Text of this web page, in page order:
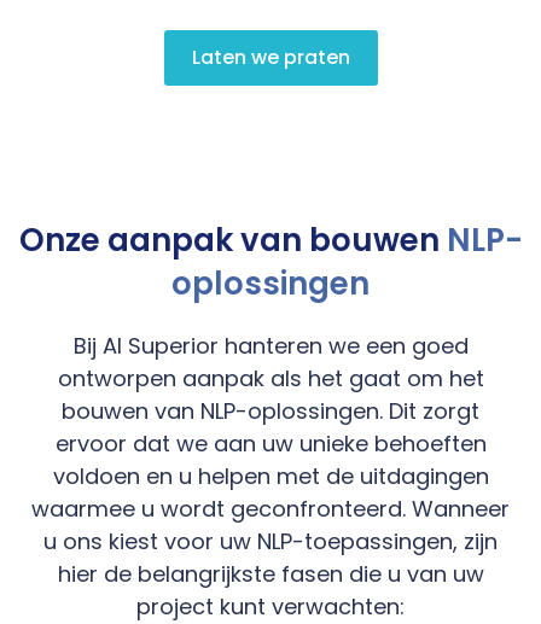
Laten we praten
Onze aanpak van bouwen NLP-
oplossingen
Bij AI Superior hanteren we een goed
ontworpen aanpak als het gaat om het
bouwen van NLP-oplossingen. Dit zorgt
ervoor dat we aan uw unieke behoeften
voldoen en u helpen met de uitdagingen
waarmee u wordt geconfronteerd. Wanneer
u ons kiest voor uw NLP-toepassingen, zijn
hier de belangrijkste fasen die u van uw
project kunt verwachten: